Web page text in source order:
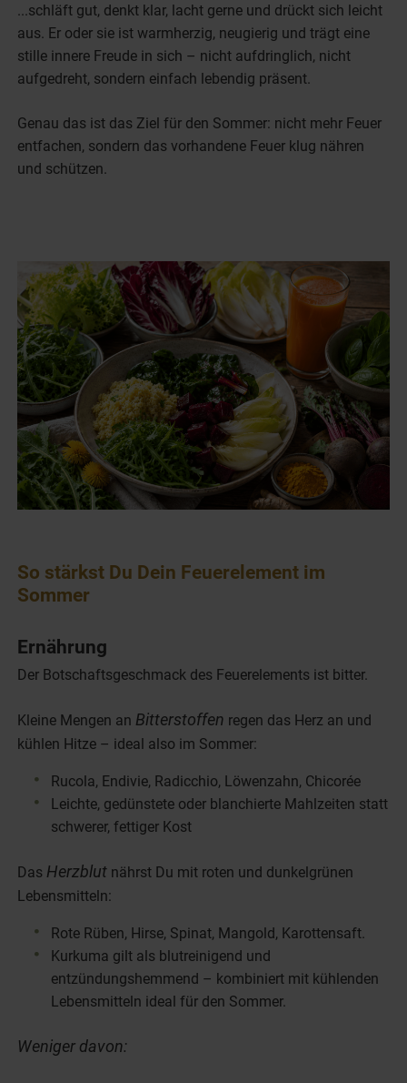
...schläft gut, denkt klar, lacht gerne und drückt sich leicht
aus. Er oder sie ist warmherzig, neugierig und trägt eine
stille innere Freude in sich – nicht aufdringlich, nicht
aufgedreht, sondern einfach lebendig präsent.
Genau das ist das Ziel für den Sommer: nicht mehr Feuer
entfachen, sondern das vorhandene Feuer klug nähren
und schützen.
So stärkst Du Dein Feuerelement im
Sommer
Ernährung
Der Botschaftsgeschmack des Feuerelements ist bitter.
Kleine Mengen an Bitterstoffen regen das Herz an und
kühlen Hitze – ideal also im Sommer:
Rucola, Endivie, Radicchio, Löwenzahn, Chicorée
Leichte, gedünstete oder blanchierte Mahlzeiten statt
schwerer, fettiger Kost
Das Herzblut nährst Du mit roten und dunkelgrünen
Lebensmitteln:
Rote Rüben, Hirse, Spinat, Mangold, Karottensaft.
Kurkuma gilt als blutreinigend und
entzündungshemmend – kombiniert mit kühlenden
Lebensmitteln ideal für den Sommer.
Weniger davon: